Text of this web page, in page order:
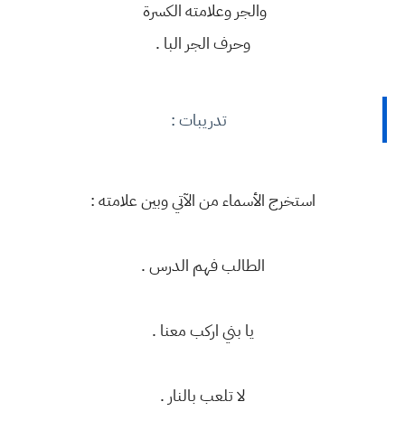
والجر وعلامته الكسرة
وحرف الجر البا .
تدريبات :
استخرج الأسماء من الآتي وبين علامته :
الطالب فهم الدرس .
يا بني اركب معنا .
لا تلعب بالنار .